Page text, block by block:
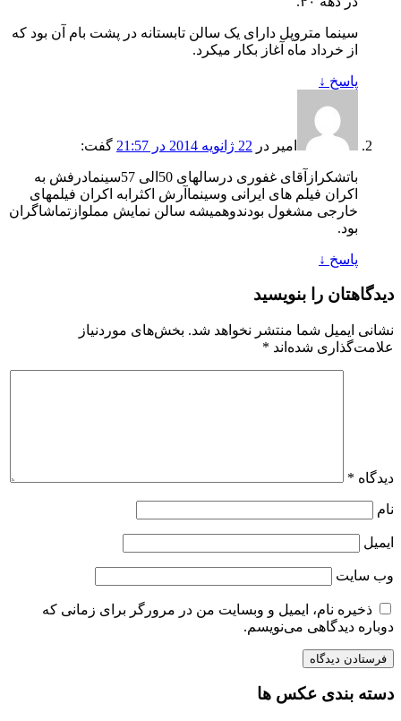
سینما متروپل دارای یک سالن تابستانه در پشت بام آن بود که
از خرداد ماه آغاز بکار میکرد.
پاسخ ↓
امیر در 22 ژانویه 2014 در 21:57 گفت:
باتشکرازآقای غفوری درسالهای 50الی 57سینمادرفش به
اکران فیلم های ایرانی وسینماآرش اکثرابه اکران فیلمهای
خارجی مشغول بودندوهمیشه سالن نمایش مملوازتماشاگران
بود.
پاسخ ↓
دیدگاهتان را بنویسید
نشانی ایمیل شما منتشر نخواهد شد. بخش‌های موردنیاز
علامت‌گذاری شده‌اند *
دیدگاه *
نام
ایمیل
وب‌ سایت
ذخیره نام، ایمیل و وبسایت من در مرورگر برای زمانی که
دوباره دیدگاهی می‌نویسم.
دسته بندی عکس ها